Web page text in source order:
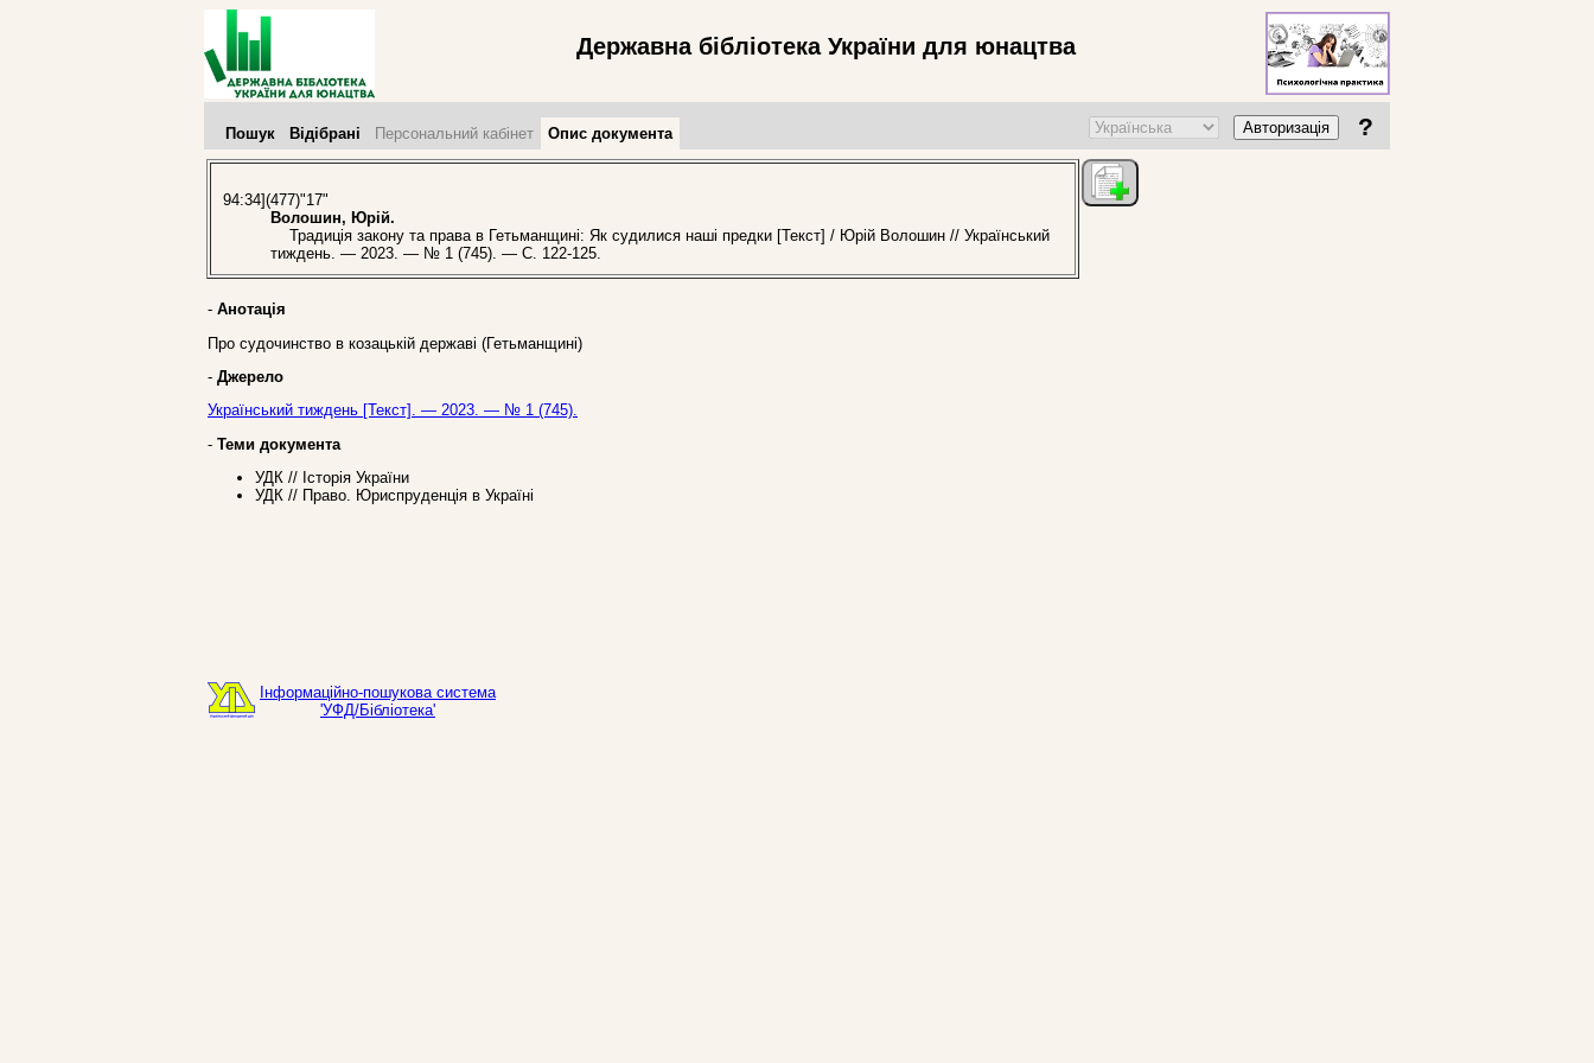
Державна бібліотека України для юнацтва
Пошук Відібрані Персональний кабінет Опис документа Авторизація ?
94:34](477)"17"
Волошин, Юрій.
Традиція закону та права в Гетьманщині: Як судилися наші предки [Текст] / Юрій Волошин // Український
тиждень. — 2023. — № 1 (745). — С. 122-125.
- Анотація
Про судочинство в козацькій державі (Гетьманщині)
- Джерело
Український тиждень [Текст]. — 2023. — № 1 (745).
- Теми документа
УДК // Історія України
УДК // Право. Юриспруденція в Україні
Інформаційно-пошукова система
'УФД/Бібліотека'